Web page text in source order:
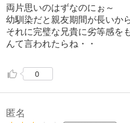
両片思いのはずなのにぉ～
幼馴染だと親友期間が長いか
それに完璧な兄貴に劣等感を
んて言われたらね・・
0
匿名